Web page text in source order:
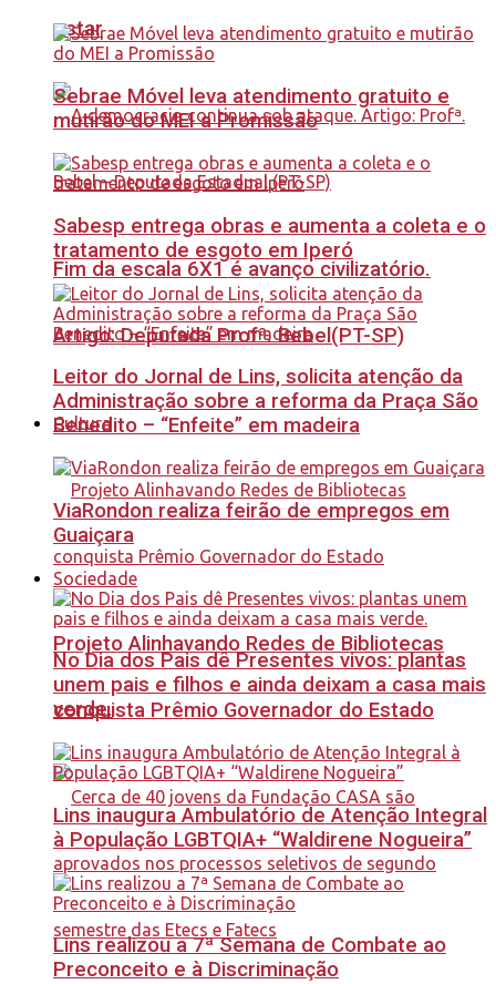
estar
Fim da escala 6X1 é avanço civilizatório.
Artigo: Deputada Profª. Bebel(PT-SP)
Cultura
Projeto Alinhavando Redes de Bibliotecas
conquista Prêmio Governador do Estado
Sebrae Móvel leva atendimento gratuito e
mutirão do MEI a Promissão
Sabesp entrega obras e aumenta a coleta e o
tratamento de esgoto em Iperó
Leitor do Jornal de Lins, solicita atenção da
Administração sobre a reforma da Praça São
Benedito – “Enfeite” em madeira
ViaRondon realiza feirão de empregos em
Guaiçara
Sociedade
No Dia dos Pais dê Presentes vivos: plantas
unem pais e filhos e ainda deixam a casa mais
verde.
Lins inaugura Ambulatório de Atenção Integral
à População LGBTQIA+ “Waldirene Nogueira”
Lins realizou a 7ª Semana de Combate ao
Preconceito e à Discriminação